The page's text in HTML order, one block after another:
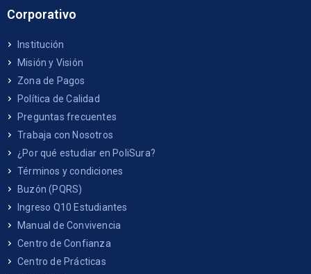
Corporativo
Institución
Misión y Visión
Zona de Pagos
Política de Calidad
Preguntas frecuentes
Trabaja con Nosotros
¿Por qué estudiar en PoliSura?
Términos y condiciones
Buzón (PQRS)
Ingreso Q10 Estudiantes
Manual de Convivencia
Centro de Confianza
Centro de Prácticas